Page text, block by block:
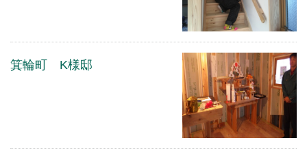
箕輪町 K様邸